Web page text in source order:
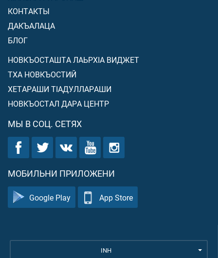
КОНТАКТЫ
ДАКЪАЛАЦА
БЛОГ
НОВКЪОСТАШТА ЛАЬРХIА ВИДЖЕТ
ТХА НОВКЪОСТИЙ
ХЕТАРАШИ ТIАДУЛЛАРАШИ
НОВКЪОСТАЛ ДАРА ЦЕНТР
МЫ В СОЦ. СЕТЯХ
МОБИЛЬНИ ПРИЛОЖЕНИ
Google Play App Store
INH